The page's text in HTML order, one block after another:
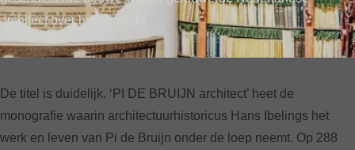
architect over het voetlicht.
CONTENT
De titel is duidelijk. ‘PI DE BRUIJN architect’ heet de
monografie waarin architectuurhistoricus Hans Ibelings het
werk en leven van Pi de Bruijn onder de loep neemt. Op 288